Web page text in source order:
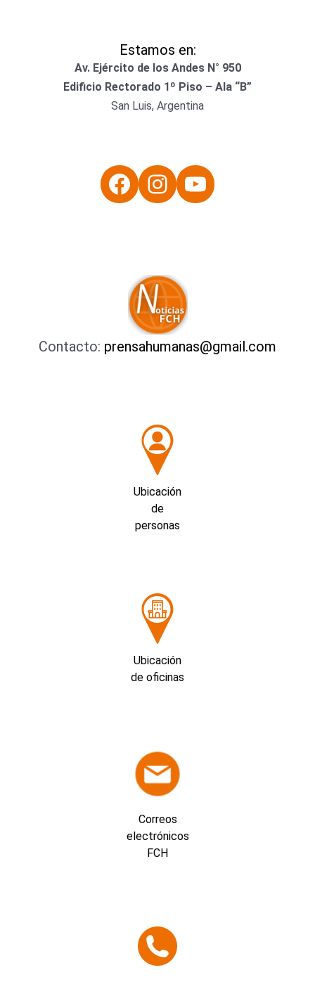
Estamos en:
Av. Ejército de los Andes N° 950
Edificio Rectorado 1º Piso – Ala “B”
San Luis, Argentina
Contacto: prensahumanas@gmail.com
Ubicación
de
personas
Ubicación
de oficinas
Correos
electrónicos
FCH